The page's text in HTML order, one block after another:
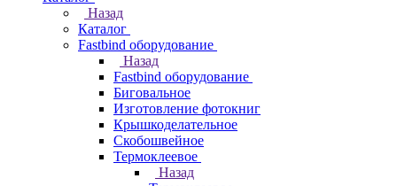
Назад
Каталог
Fastbind оборудование
Назад
Fastbind оборудование
Биговальное
Изготовление фотокниг
Крышкоделательное
Скобошвейное
Термоклеевое
Назад